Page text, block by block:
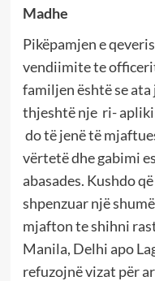
Madhe
Pikëpamjen e
vendiimite te
familjen është se ata
thjeshtë nje ri-
do të jenë të
vërtetë dhe gabimi
abasades. Kushdo
shpenzuar një
mjafton te shihni
Manila, Delhi apo
refuzojnë vizat për